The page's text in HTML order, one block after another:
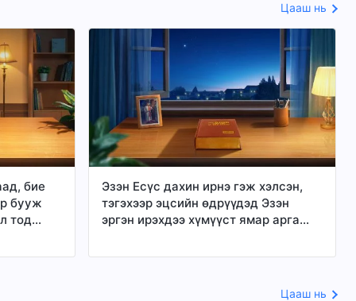
Цааш нь
бие
бууж
тод
Эзэн Есүс дахин ирнэ гэж хэлсэн,
тэгэхээр эцсийн өдрүүдэд Эзэн
эргэн ирэхдээ хүмүүст ямар арга
Цааш нь